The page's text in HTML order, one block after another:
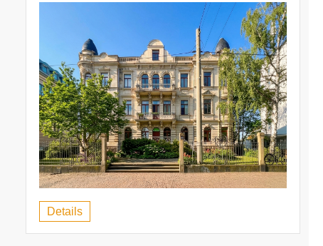
Details